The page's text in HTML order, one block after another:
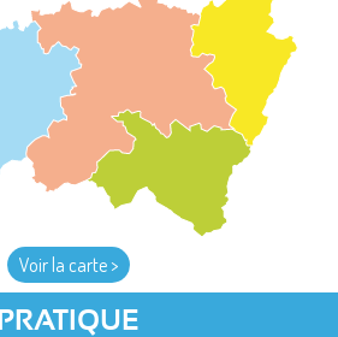
Voir la carte >
PRATIQUE